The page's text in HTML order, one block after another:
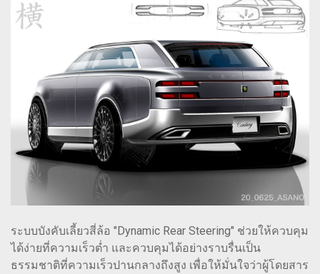
ระบบบังคับเลี้ยวสี่ล้อ "Dynamic Rear Steering" ช่วยให้ควบคุม
ได้ง่ายที่ความเร็วต่ำ และควบคุมได้อย่างราบรื่นเป็น
ธรรมชาติที่ความเร็วปานกลางถึงสูง เพื่อให้มั่นใจว่าผู้โดยสาร